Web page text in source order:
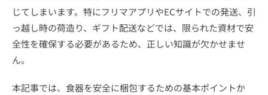
じてしまいます。特にフリマアプリやECサイトでの発送、引
っ越し時の荷造り、ギフト配送などでは、限られた資材で安
全性を確保する必要があるため、正しい知識が欠かせませ
ん。
本記事では、食器を安全に梱包するための基本ポイントか